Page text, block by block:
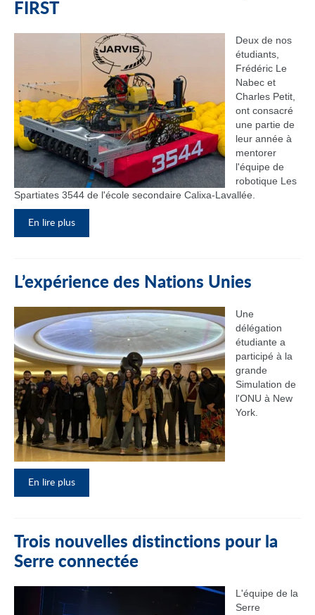
FIRST
Deux de nos
étudiants,
Frédéric Le
Nabec et
Charles Petit,
ont consacré
une partie de
leur année à
mentorer
l'équipe de
robotique Les
Spartiates 3544 de l'école secondaire Calixa-Lavallée.
En lire plus
L’expérience des Nations Unies
Une
délégation
étudiante a
participé à la
grande
Simulation de
l'ONU à New
York.
En lire plus
Trois nouvelles distinctions pour la
Serre connectée
L'équipe de la
Serre